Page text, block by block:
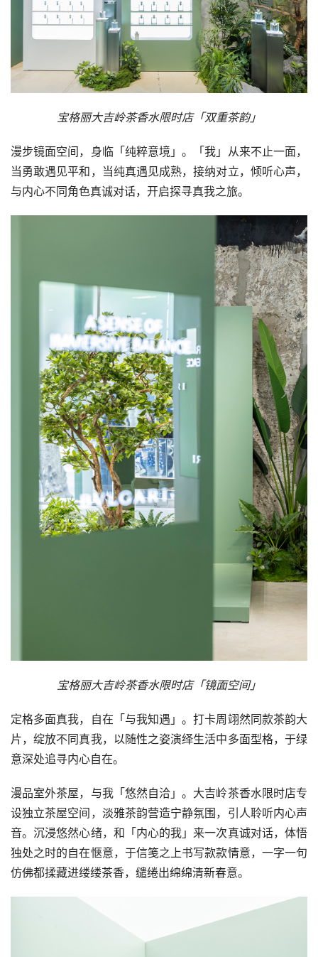
宝格丽大吉岭茶香水限时店「双重茶韵」
漫步镜面空间，身临「纯粹意境」。「我」从来不止一面，
当勇敢遇见平和，当纯真遇见成熟，接纳对立，倾听心声，
与内心不同角色真诚对话，开启探寻真我之旅。
宝格丽大吉岭茶香水限时店「镜面空间」
定格多面真我，自在「与我知遇」。打卡周翊然同款茶韵大
片，绽放不同真我，以随性之姿演绎生活中多面型格，于绿
意深处追寻内心自在。
漫品室外茶屋，与我「悠然自洽」。大吉岭茶香水限时店专
设独立茶屋空间，淡雅茶韵营造宁静氛围，引人聆听内心声
音。沉浸悠然心绪，和「内心的我」来一次真诚对话，体悟
独处之时的自在惬意，于信笺之上书写款款情意，一字一句
仿佛都揉藏进缕缕茶香，缱绻出绵绵清新春意。